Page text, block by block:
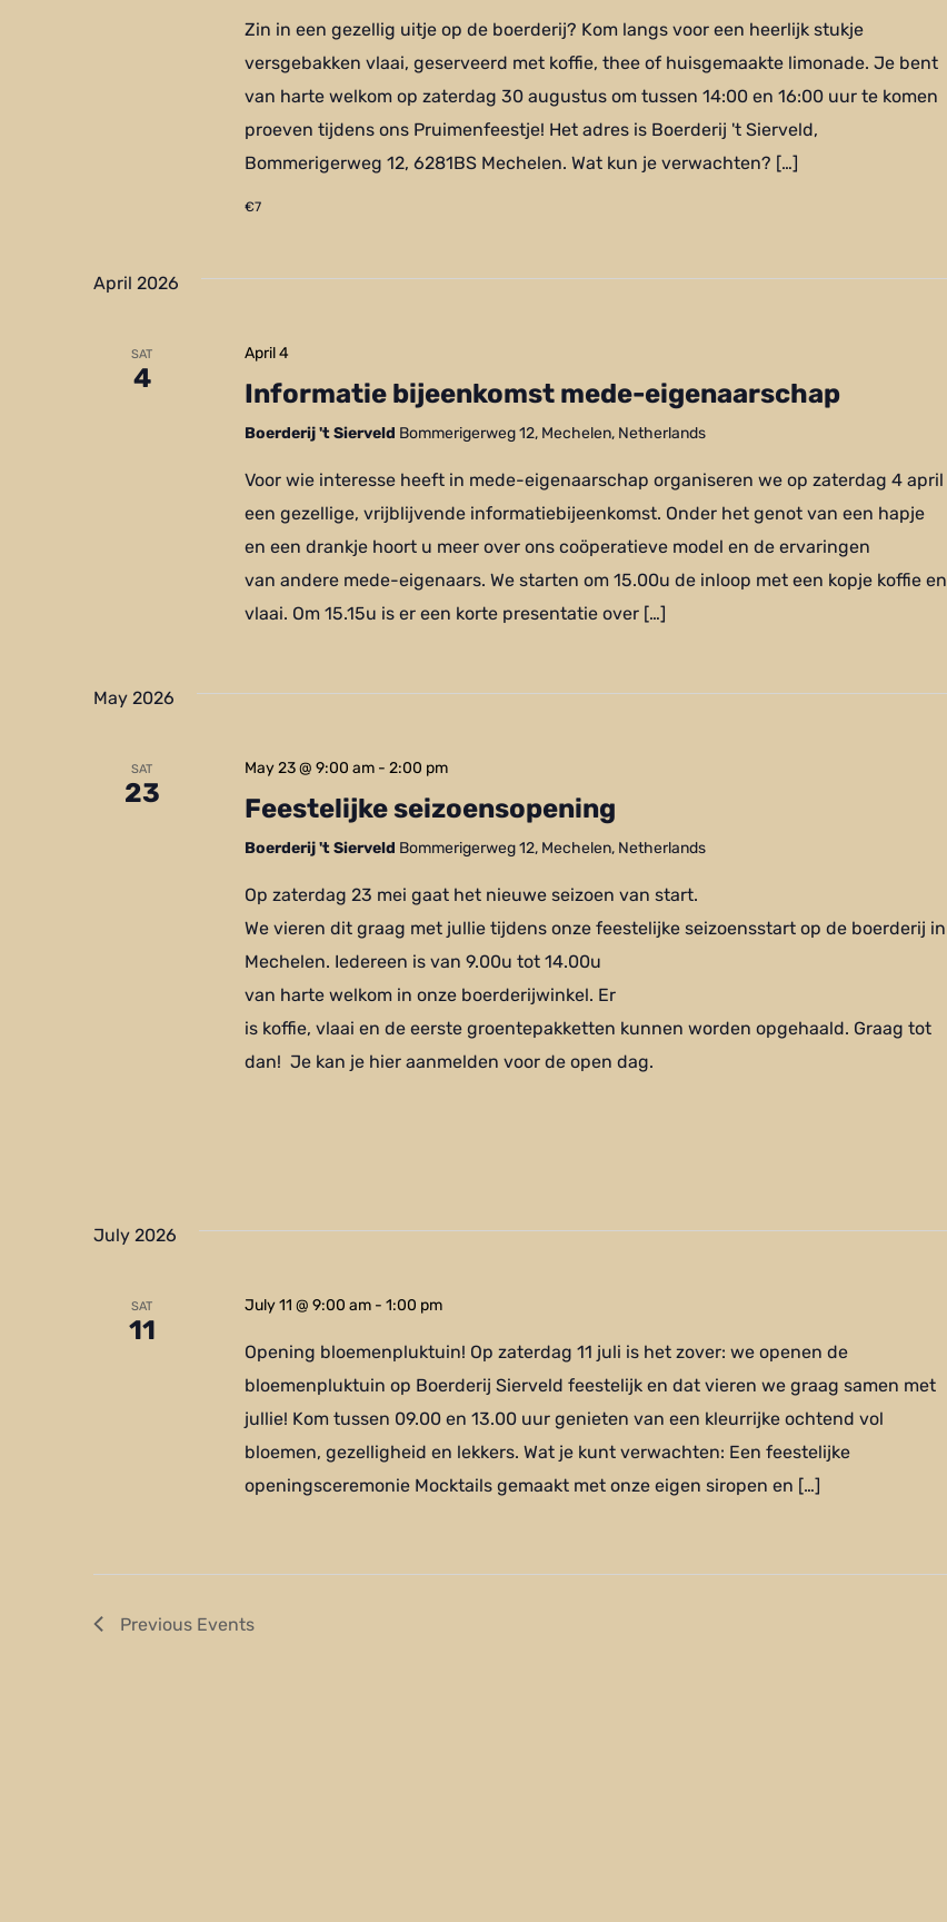
Zin in een gezellig uitje op de boerderij? Kom langs voor een heerlijk stukje
versgebakken vlaai, geserveerd met koffie, thee of huisgemaakte limonade. Je bent
van harte welkom op zaterdag 30 augustus om tussen 14:00 en 16:00 uur te komen
proeven tijdens ons Pruimenfeestje! Het adres is Boerderij 't Sierveld,
Bommerigerweg 12, 6281BS Mechelen. Wat kun je verwachten? […]
€7
April 2026
SAT
4
April 4
Informatie bijeenkomst mede-eigenaarschap
Boerderij 't Sierveld Bommerigerweg 12, Mechelen, Netherlands
Voor wie interesse heeft in mede-eigenaarschap organiseren we op zaterdag 4 april
een gezellige, vrijblijvende informatiebijeenkomst. Onder het genot van een hapje
en een drankje hoort u meer over ons coöperatieve model en de ervaringen
van andere mede-eigenaars. We starten om 15.00u de inloop met een kopje koffie en
vlaai. Om 15.15u is er een korte presentatie over […]
May 2026
SAT
23
May 23 @ 9:00 am- 2:00 pm
Feestelijke seizoensopening
Boerderij 't Sierveld Bommerigerweg 12, Mechelen, Netherlands
Op zaterdag 23 mei gaat het nieuwe seizoen van start.
We vieren dit graag met jullie tijdens onze feestelijke seizoensstart op de boerderij in
Mechelen. Iedereen is van 9.00u tot 14.00u
van harte welkom in onze boerderijwinkel. Er
is koffie, vlaai en de eerste groentepakketten kunnen worden opgehaald. Graag tot
dan! Je kan je hier aanmelden voor de open dag.
July 2026
SAT
11
July 11 @ 9:00 am- 1:00 pm
Opening bloemenpluktuin! Op zaterdag 11 juli is het zover: we openen de
bloemenpluktuin op Boerderij Sierveld feestelijk en dat vieren we graag samen met
jullie! Kom tussen 09.00 en 13.00 uur genieten van een kleurrijke ochtend vol
bloemen, gezelligheid en lekkers. Wat je kunt verwachten: Een feestelijke
openingsceremonie Mocktails gemaakt met onze eigen siropen en […]
Previous Events